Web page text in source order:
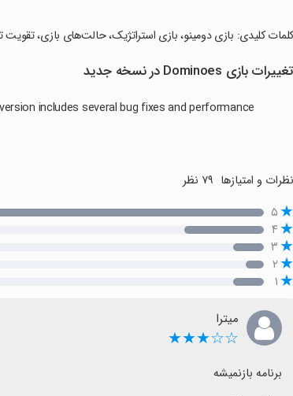
‏کلمات کلیدی: بازی دومینو، بازی استراتژیک، حالت‌های بازی، تقویت
تغییرات بازی Dominoes در نسخه جدید
includes several bug fixes and performance
نظرات و امتیازها
۵
۴
۳
۲
۱
میترا
☆☆★★★
برنامه بازنمیشه